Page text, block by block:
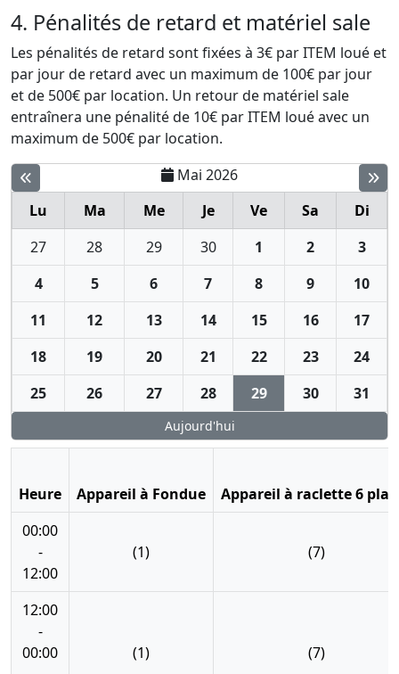
4. Pénalités de retard et matériel sale
Les pénalités de retard sont fixées à 3€ par ITEM loué et
par jour de retard avec un maximum de 100€ par jour
et de 500€ par location. Un retour de matériel sale
entraînera une pénalité de 10€ par ITEM loué avec un
maximum de 500€ par location.
Mai 2026
Lu
Ma Me Je Ve Sa
Di
27
28 29 30 1 2
3
4
5 6 7 8 9
10
11
12 13 14 15 16
17
18
19 20 21 22 23
24
25
26 27 28 29 30 31
Aujourd'hui
Heure Appareil à Fondue
Appareil à raclette 6
00:00
-
12:00
(1) (7)
12:00
-
00:00
(1) (7)